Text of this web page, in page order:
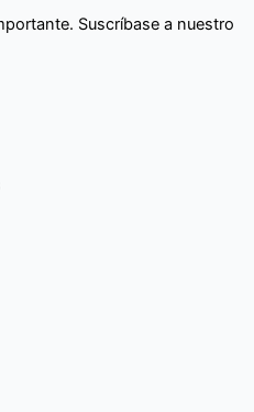
Suscríbase a nuestro